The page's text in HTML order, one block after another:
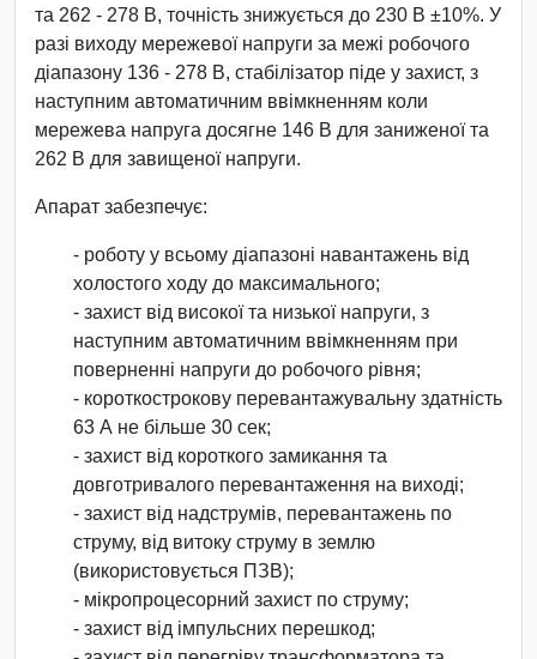
та 262 - 278 В, точність знижується до 230 В ±10%. У
разі виходу мережевої напруги за межі робочого
діапазону 136 - 278 В, стабілізатор піде у захист, з
наступним автоматичним ввімкненням коли
мережева напруга досягне 146 В для заниженої та
262 В для завищеної напруги.
Апарат забезпечує:
- роботу у всьому діапазоні навантажень від
холостого ходу до максимального;
- захист від високої та низької напруги, з
наступним автоматичним ввімкненням при
поверненні напруги до робочого рівня;
- короткострокову перевантажувальну здатність
63 А не більше 30 сек;
- захист від короткого замикання та
довготривалого перевантаження на виході;
- захист від надструмів, перевантажень по
струму, від витоку струму в землю
(використовується ПЗВ);
- мікропроцесорний захист по струму;
- захист від імпульсних перешкод;